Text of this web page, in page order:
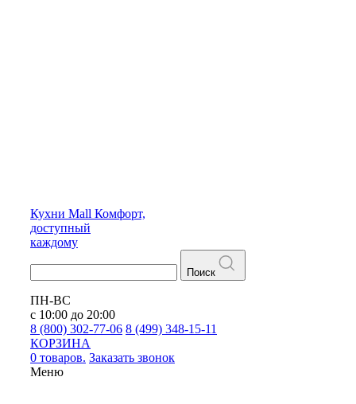
Кухни Mall Комфорт,
доступный
каждому
Поиск
ПН-ВС
с 10:00 до 20:00
8 (800) 302-77-06 8 (499) 348-15-11
КОРЗИНА
0 товаров. Заказать звонок
Меню